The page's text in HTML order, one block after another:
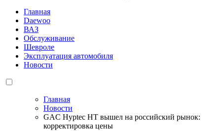
Главная
Daewoo
ВАЗ
Обслуживание
Шевроле
Эксплуатация автомобиля
Новости
Главная
Новости
GAC Hyptec HT вышел на российский рынок:
корректировка цены